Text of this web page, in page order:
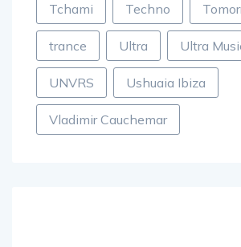
Tchami Techno
trance Ultra Ultra
UNVRS Ushuaia Ibiza
Vladimir Cauchemar